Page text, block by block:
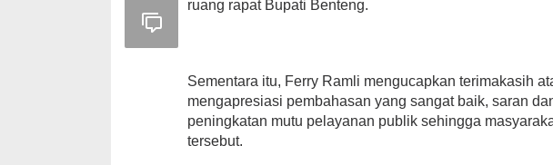
ruang rapat Bupati Benteng.
Sementara itu, Ferry Ramli mengucapkan terimakasih
mengapresiasi pembahasan yang sangat baik, saran
peningkatan mutu pelayanan publik sehingga
tersebut.